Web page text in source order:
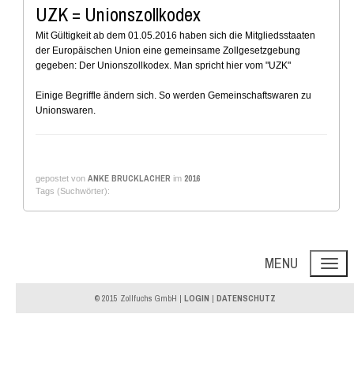
UZK = Unionszollkodex
Mit Gültigkeit ab dem 01.05.2016 haben sich die Mitgliedsstaaten
der Europäischen Union eine gemeinsame Zollgesetzgebung
gegeben: Der Unionszollkodex. Man spricht hier vom "UZK"
Einige Begriffle ändern sich. So werden Gemeinschaftswaren zu
Unionswaren.
gepostet vonANKE BRUCKLACHER im2016
Tags (Suchwörter):
MENU
© 2015 Zollfuchs GmbH | LOGIN | DATENSCHUTZ